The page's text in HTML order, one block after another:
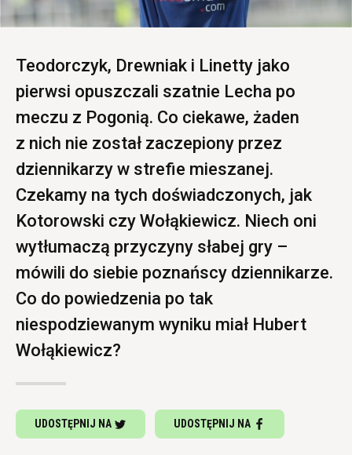
Teodorczyk, Drewniak i Linetty jako
pierwsi opuszczali szatnie Lecha po
meczu z Pogonią. Co ciekawe, żaden
z nich nie został zaczepiony przez
dziennikarzy w strefie mieszanej.
Czekamy na tych doświadczonych, jak
Kotorowski czy Wołąkiewicz. Niech oni
wytłumaczą przyczyny słabej gry –
mówili do siebie poznańscy dziennikarze.
Co do powiedzenia po tak
niespodziewanym wyniku miał Hubert
Wołąkiewicz?
UDOSTĘPNIJ NA UDOSTĘPNIJ NA